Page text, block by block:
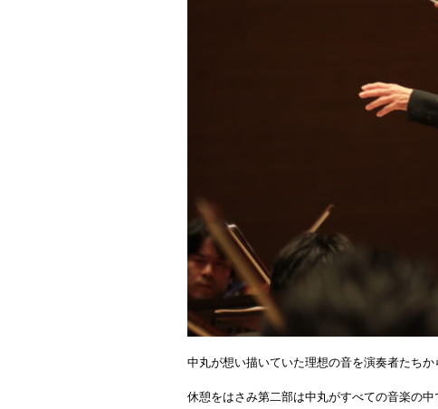
中丸が想い描いていた理想の音を演奏者たち
休憩をはさみ第二部は中丸がすべての音楽の